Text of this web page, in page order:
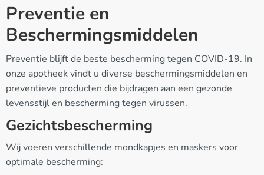
Preventie en
Beschermingsmiddelen
Preventie blijft de beste bescherming tegen COVID-19. In
onze apotheek vindt u diverse beschermingsmiddelen en
preventieve producten die bijdragen aan een gezonde
levensstijl en bescherming tegen virussen.
Gezichtsbescherming
Wij voeren verschillende mondkapjes en maskers voor
optimale bescherming: